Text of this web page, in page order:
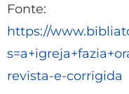
Fonte:
https://
revista-e-corrigida